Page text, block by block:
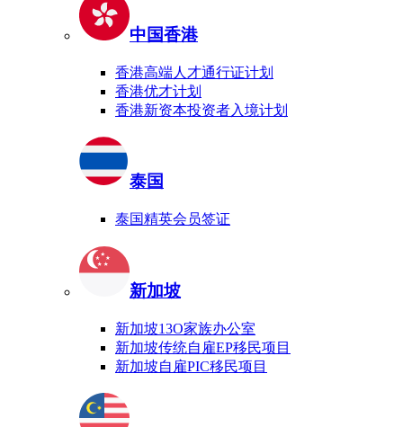
中国香港
香港高端人才通行证计划
香港优才计划
香港新资本投资者入境计划
泰国
泰国精英会员签证
新加坡
新加坡13O家族办公室
新加坡传统自雇EP移民项目
新加坡自雇PIC移民项目